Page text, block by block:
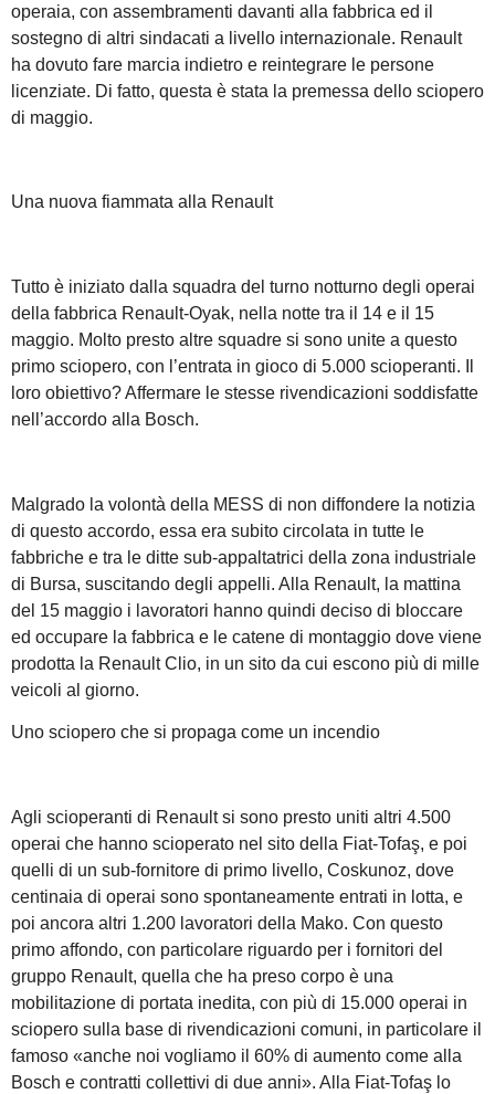
operaia, con assembramenti davanti alla fabbrica ed il
sostegno di altri sindacati a livello internazionale. Renault
ha dovuto fare marcia indietro e reintegrare le persone
licenziate. Di fatto, questa è stata la premessa dello sciopero
di maggio.
Una nuova fiammata alla Renault
Tutto è iniziato dalla squadra del turno notturno degli operai
della fabbrica Renault-Oyak, nella notte tra il 14 e il 15
maggio. Molto presto altre squadre si sono unite a questo
primo sciopero, con l’entrata in gioco di 5.000 scioperanti. Il
loro obiettivo? Affermare le stesse rivendicazioni soddisfatte
nell’accordo alla Bosch.
Malgrado la volontà della MESS di non diffondere la notizia
di questo accordo, essa era subito circolata in tutte le
fabbriche e tra le ditte sub-appaltatrici della zona industriale
di Bursa, suscitando degli appelli. Alla Renault, la mattina
del 15 maggio i lavoratori hanno quindi deciso di bloccare
ed occupare la fabbrica e le catene di montaggio dove viene
prodotta la Renault Clio, in un sito da cui escono più di mille
veicoli al giorno.
Uno sciopero che si propaga come un incendio
Agli scioperanti di Renault si sono presto uniti altri 4.500
operai che hanno scioperato nel sito della Fiat-Tofaş, e poi
quelli di un sub-fornitore di primo livello, Coskunoz, dove
centinaia di operai sono spontaneamente entrati in lotta, e
poi ancora altri 1.200 lavoratori della Mako. Con questo
primo affondo, con particolare riguardo per i fornitori del
gruppo Renault, quella che ha preso corpo è una
mobilitazione di portata inedita, con più di 15.000 operai in
sciopero sulla base di rivendicazioni comuni, in particolare il
famoso «anche noi vogliamo il 60% di aumento come alla
Bosch e contratti collettivi di due anni». Alla Fiat-Tofaş lo